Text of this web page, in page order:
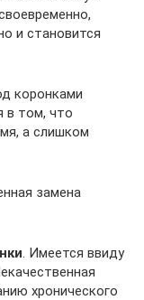
и становится
коронками
в том, что
а слишком
замена
. Имеется ввиду
хронического